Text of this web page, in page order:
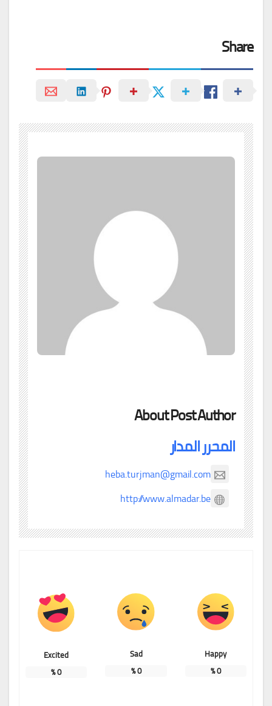
Share
About Post Author
المحرر المدار
heba.turjman@gmail.com
http://www.almadar.be
Happy
0
%
Sad
0
%
Excited
0
%